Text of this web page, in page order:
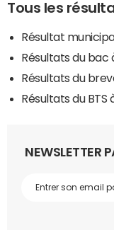
Tous les
Résultat
Résultats du bac
Résultats du
Résultats du BTS
NEWSLETTER